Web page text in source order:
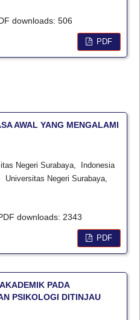
downloads: 506
PDF
AWAL YANG MENGALAMI
Negeri Surabaya, Indonesia
Universitas Negeri Surabaya,
downloads: 2343
PDF
PADA
PSIKOLOGI DITINJAU